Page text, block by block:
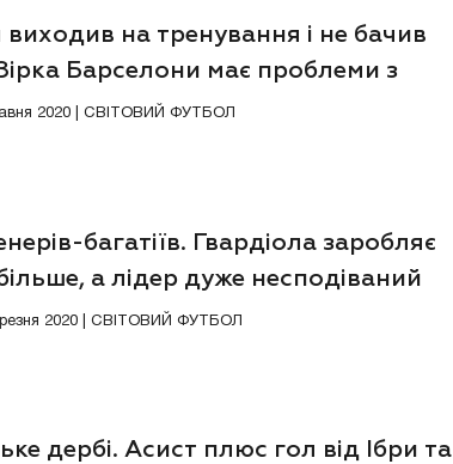
виходив на тренування і не бачив
Барселони має проблеми з
2020 | СВІТОВИЙ ФУТБОЛ
багатіїв. Гвардіола заробляє
а лідер дуже несподіваний
2020 | СВІТОВИЙ ФУТБОЛ
дербі. Асист плюс гол від Ібри та